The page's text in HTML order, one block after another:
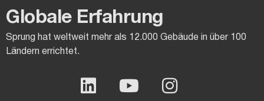
Globale Erfahrung
Sprung hat weltweit mehr als 12.000 Gebäude in über 100
Ländern errichtet.